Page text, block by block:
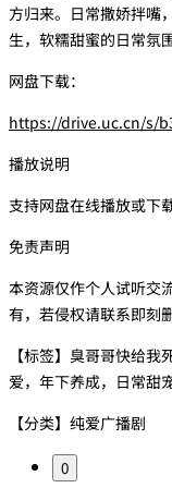
方归来。日常撒娇拌嘴
生，软糯甜蜜的日常氛
网盘下载：
https://drive.uc.cn/s/
播放说明
支持网盘在线播放或下
免责声明
本资源仅作个人试听交
有，若侵权请联系即刻
【标签】臭哥哥快给
爱，年下养成，日常甜
【分类】纯爱广播剧
0